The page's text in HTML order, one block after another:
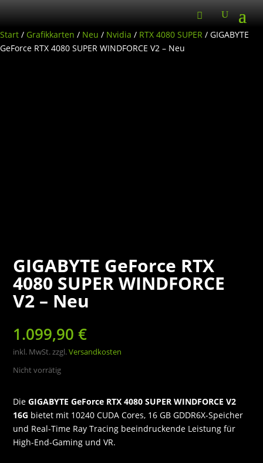
Start / Grafikkarten / Neu / Nvidia / RTX 4080 SUPER / GIGABYTE
GeForce RTX 4080 SUPER WINDFORCE V2 – Neu
GIGABYTE GeForce RTX
4080 SUPER WINDFORCE
V2 – Neu
1.099,90€
inkl. MwSt. zzgl.Versandkosten
Nicht vorrätig
DieGIGABYTE GeForce RTX 4080 SUPER WINDFORCE V2
16G bietet mit 10240 CUDA Cores, 16 GB GDDR6X-Speicher
und Real-Time Ray Tracing beeindruckende Leistung für
High-End-Gaming und VR.